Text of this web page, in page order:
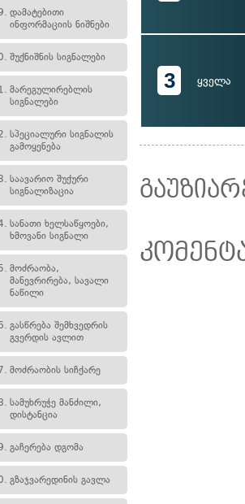
დამატებითი
ინფორმაციის ნიშნები
შუქნიშნის სიგნალები
მარეგულირებლის
სიგნალები
სპეციალური სიგნალის
გამოყენება
საავარიო შუქური
სიგნალიზაცია
სანათი ხელსაწყოები,
ხმოვანი სიგნალი
მოძრაობა,
მანევრირება, სავალი
ნაწილი
გასწრება შემხვედრის
გვერდის ავლით
მოძრაობის სიჩქარე
სამუხრუჭე მანძილი,
დისტანცია
გაჩერება დგომა
გზაჯვარედინის გავლა
3 ყველა